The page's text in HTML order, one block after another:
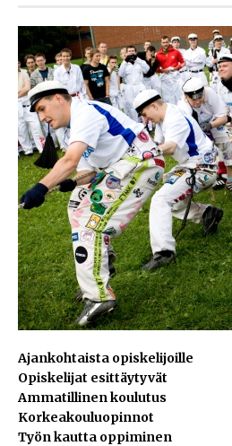
Ajankohtaista opiskelijoille
Opiskelijat esittäytyvät
Ammatillinen koulutus
Korkeakouluopinnot
Työn kautta oppiminen